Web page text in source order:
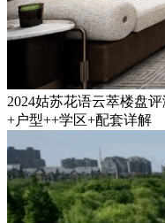
2024姑苏花语云萃楼盘
+户型++学区+配套详解